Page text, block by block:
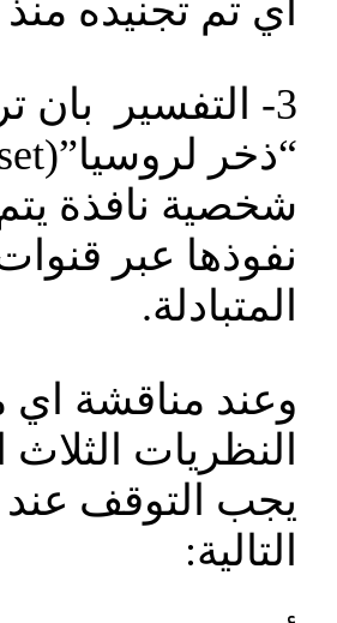
اي تم تجنيده
3- التفسير بان
شخصية نافذة يتم
نفوذها عبر
المتبادلة.
وعند مناقشة اي
النظريات الثلاث
يجب التوقف عند
التالية: